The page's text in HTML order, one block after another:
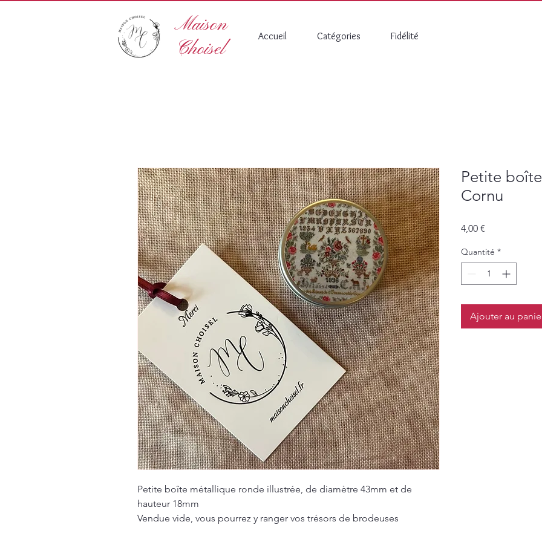
Maison
Choisel
Accueil Catégories Fidélité
Petite boîte métallique ronde illustrée, de diamètre 43mm et de
hauteur 18mm
Vendue vide, vous pourrez y ranger vos trésors de brodeuses
Petite
Cornu
4,00 €
Quantité *
Ajouter au